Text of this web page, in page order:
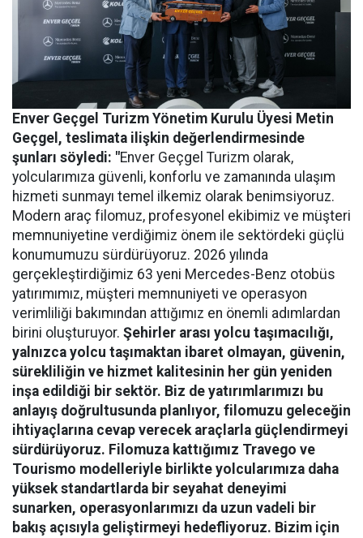
Enver Geçgel Turizm Yönetim Kurulu Üyesi Metin
Geçgel , teslimata ilişkin değerlendirmesinde
şunları söyledi: "Enver Geçgel Turizm olarak,
yolcularımıza güvenli, konforlu ve zamanında ulaşım
hizmeti sunmayı temel ilkemiz olarak benimsiyoruz.
Modern araç filomuz, profesyonel ekibimiz ve müşteri
memnuniyetine verdiğimiz önem ile sektördeki güçlü
konumumuzu sürdürüyoruz. 2026 yılında
gerçekleştirdiğimiz 63 yeni Mercedes-Benz otobüs
yatırımımız, müşteri memnuniyeti ve operasyon
verimliliği bakımından attığımız en önemli adımlardan
birini oluşturuyor. Şehirler arası yolcu taşımacılığı,
yalnızca yolcu taşımaktan ibaret olmayan, güvenin,
sürekliliğin ve hizmet kalitesinin her gün yeniden
inşa edildiği bir sektör. Biz de yatırımlarımızı bu
anlayış doğrultusunda planlıyor, filomuzu geleceğin
ihtiyaçlarına cevap verecek araçlarla güçlendirmeyi
sürdürüyoruz. Filomuza kattığımız Travego ve
Tourismo modelleriyle birlikte yolcularımıza daha
yüksek standartlarda bir seyahat deneyimi
sunarken, operasyonlarımızı da uzun vadeli bir
bakış açısıyla geliştirmeyi hedefliyoruz. Bizim için